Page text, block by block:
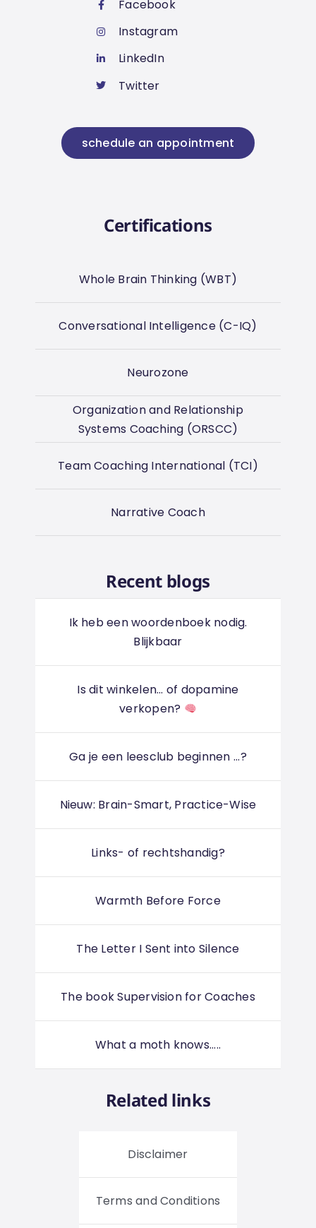
Facebook
Instagram
LinkedIn
Twitter
schedule an appointment
Certifications
Whole Brain Thinking (WBT)
Conversational Intelligence (C-IQ)
Neurozone
Organization and Relationship
Systems Coaching (ORSCC)
Team Coaching International (TCI)
Narrative Coach
Recent blogs
Ik heb een woordenboek nodig.
Blijkbaar
Is dit winkelen... of dopamine
verkopen?
Ga je een leesclub beginnen ...?
Nieuw: Brain-Smart, Practice-Wise
Links- of rechtshandig?
Warmth Before Force
The Letter I Sent into Silence
The book Supervision for Coaches
What a moth knows.....
Related links
Disclaimer
Terms and Conditions